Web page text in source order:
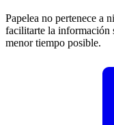
Papelea no pertenece a
facilitarte la información
menor tiempo posible.